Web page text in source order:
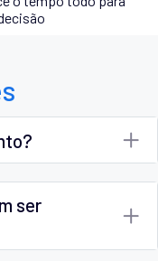
ser